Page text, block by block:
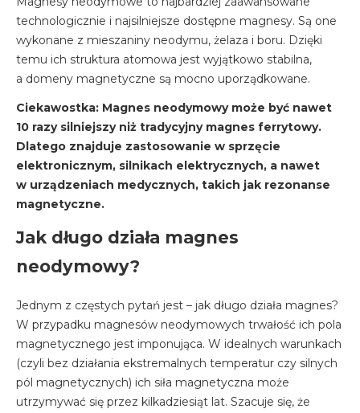
technologicznie i najsilniejsze dostępne magnesy. Są one
wykonane z mieszaniny neodymu, żelaza i boru. Dzięki
temu ich struktura atomowa jest wyjątkowo stabilna,
a domeny magnetyczne są mocno uporządkowane.
Ciekawostka: Magnes neodymowy może być nawet
10 razy silniejszy niż tradycyjny magnes ferrytowy.
Dlatego znajduje zastosowanie w sprzęcie
elektronicznym, silnikach elektrycznych, a nawet
w urządzeniach medycznych, takich jak rezonanse
magnetyczne.
Jak długo działa magnes
neodymowy?
Jednym z częstych pytań jest – jak długo działa magnes?
W przypadku magnesów neodymowych trwałość ich pola
magnetycznego jest imponująca. W idealnych warunkach
(czyli bez działania ekstremalnych temperatur czy silnych
pól magnetycznych) ich siła magnetyczna może
utrzymywać się przez kilkadziesiąt lat. Szacuje się, że